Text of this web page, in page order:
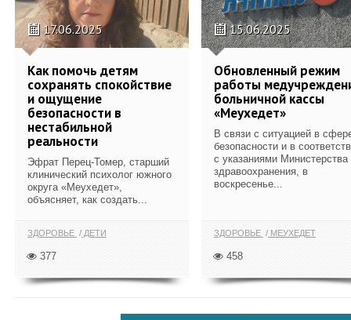
17.06.2025
Как помочь детям
сохранять спокойствие
и ощущение
безопасности в
нестабильной
реальности
Эфрат Перец-Томер, старший
клинический психолог южного
округа «Меухедет»,
объясняет, как создать...
ЗДОРОВЬЕ ДЕТИ
377
15.06.2025
Обновленный режим
работы
больничной кассы
«Меухедет»
В связи с ситуацией в
безопасности и в
с указаниями Министерства
здравоохранения, в
воскресенье...
ЗДОРОВЬЕ МЕУХЕДЕТ
458